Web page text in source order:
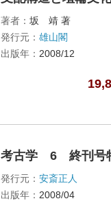
著者： 坂 靖 著
発行元： 雄山閣
出版年： 2008/12
考古学 6 終刊号
発行元： 安斎正人
出版年： 2008/04